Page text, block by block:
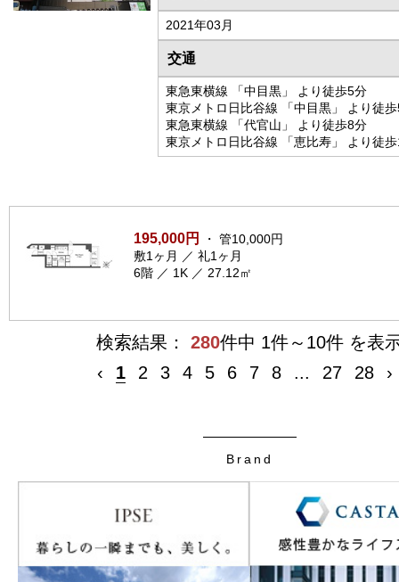
2021年03月
交通
東急東横線 「中目黒」 より徒歩5分
東京メトロ日比谷線 「中目黒」 より徒
東急東横線 「代官山」 より徒歩8分
東京メトロ日比谷線 「恵比寿」 より徒
195,000円
・ 管10,000円
敷1ヶ月 ／ 礼1ヶ月
6階 ／ 1K ／ 27.12㎡
検索結果： 280件中 1件～10件 を表
‹
1 2 3 4 5 6 7 8 ... 27 28 ›
Brand